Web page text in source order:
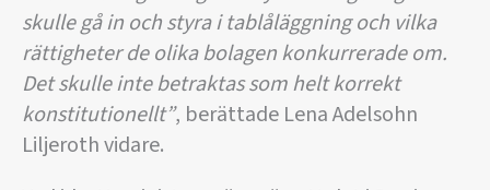
skulle gå in och styra i tablåläggning och vilka
rättigheter de olika bolagen konkurrerade om.
Det skulle inte betraktas som helt korrekt
konstitutionellt”, berättade Lena Adelsohn
Liljeroth vidare.